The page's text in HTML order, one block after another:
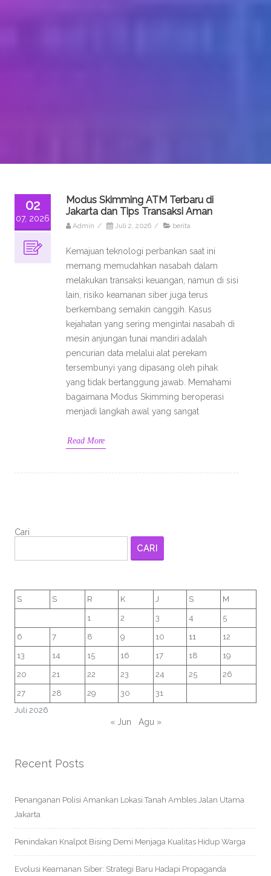
02
07, 2026
Modus Skimming ATM Terbaru di
Jakarta dan Tips Transaksi Aman
Admin / Juli 2, 2026 / berita
Kemajuan teknologi perbankan saat ini
memang memudahkan nasabah dalam
melakukan transaksi keuangan, namun di sisi
lain, risiko keamanan siber juga terus
berkembang semakin canggih. Kasus
kejahatan yang sering mengintai nasabah di
mesin anjungan tunai mandiri adalah
pencurian data melalui alat perekam
tersembunyi yang dipasang oleh pihak
yang tidak bertanggung jawab. Memahami
bagaimana Modus Skimming beroperasi
menjadi langkah awal yang sangat
Read More
Cari
CARI
Juli 2026
S S R K J S M
1 2 3 4 5
6 7 8 9 10 11 12
13 14 15 16 17 18 19
20 21 22 23 24 25 26
27 28 29 30 31
« Jun Agu »
Recent Posts
Penanganan Polisi Amankan Lokasi Tanah Ambles Jalan Utama
Jakarta
Penindakan Knalpot Bising Demi Menjaga Kualitas Hidup Warga
Evolusi Keamanan Siber: Strategi Baru Hadapi Propaganda